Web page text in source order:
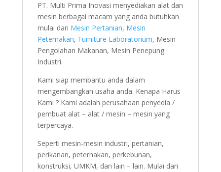
PT. Multi Prima Inovasi menyediakan alat dan
mesin berbagai macam yang anda butuhkan
mulai dari Mesin Pertanian, Mesin
Peternakan, Furniture Laboratorium, Mesin
Pengolahan Makanan, Mesin Penepung
Industri.
Kami siap membantu anda dalam
mengembangkan usaha anda. Kenapa Harus
Kami ? Kami adalah perusahaan penyedia /
pembuat alat – alat / mesin – mesin yang
terpercaya.
Seperti mesin-mesin industri, pertanian,
perikanan, peternakan, perkebunan,
konstruksi, UMKM, dan lain – lain. Mulai dari